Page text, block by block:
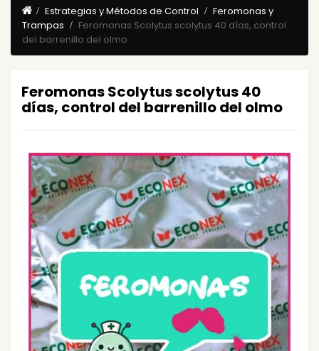
Estrategias y Métodos de Control
Feromonas y
Trampas
Feromonas Scolytus scolytus 40 días, control
del barrenillo del olmo
Feromonas Scolytus scolytus 40
días, control del barrenillo del olmo